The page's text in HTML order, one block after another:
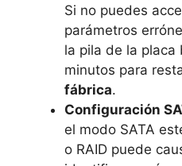
Si no puedes
parámetros
la pila de la placa
minutos para
fábrica.
Configuración
el modo SATA
o RAID puede